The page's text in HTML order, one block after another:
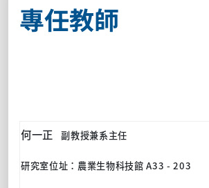
專任教師
何一正 副教授兼系主任
研究室位址： 農業生物科技館 A33 - 203